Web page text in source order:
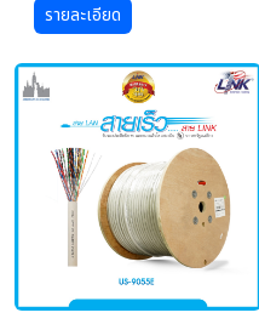
รายละเอียด